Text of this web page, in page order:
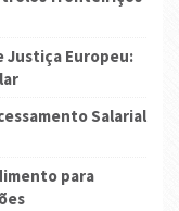
Justiça Europeu:
Salarial
para